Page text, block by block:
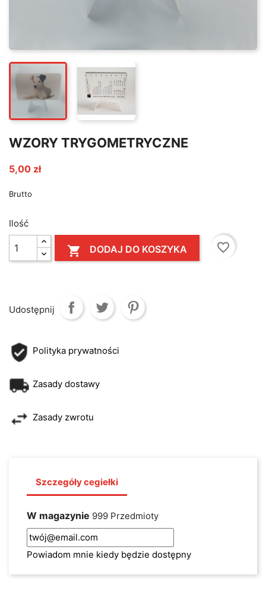
WZORY TRYGOMETRYCZNE
5,00 zł
Brutto
Ilość
 DODAJ DO KOSZYKA favorite_border
Udostępnij
Polityka prywatności
Zasady dostawy
Zasady zwrotu
Szczegóły cegiełki
W magazynie 999 Przedmioty
Powiadom mnie kiedy będzie dostępny